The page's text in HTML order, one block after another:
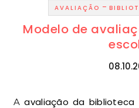
AVALIAÇÃO -
Modelo de
A avaliação da biblioteca escolar visa determinar